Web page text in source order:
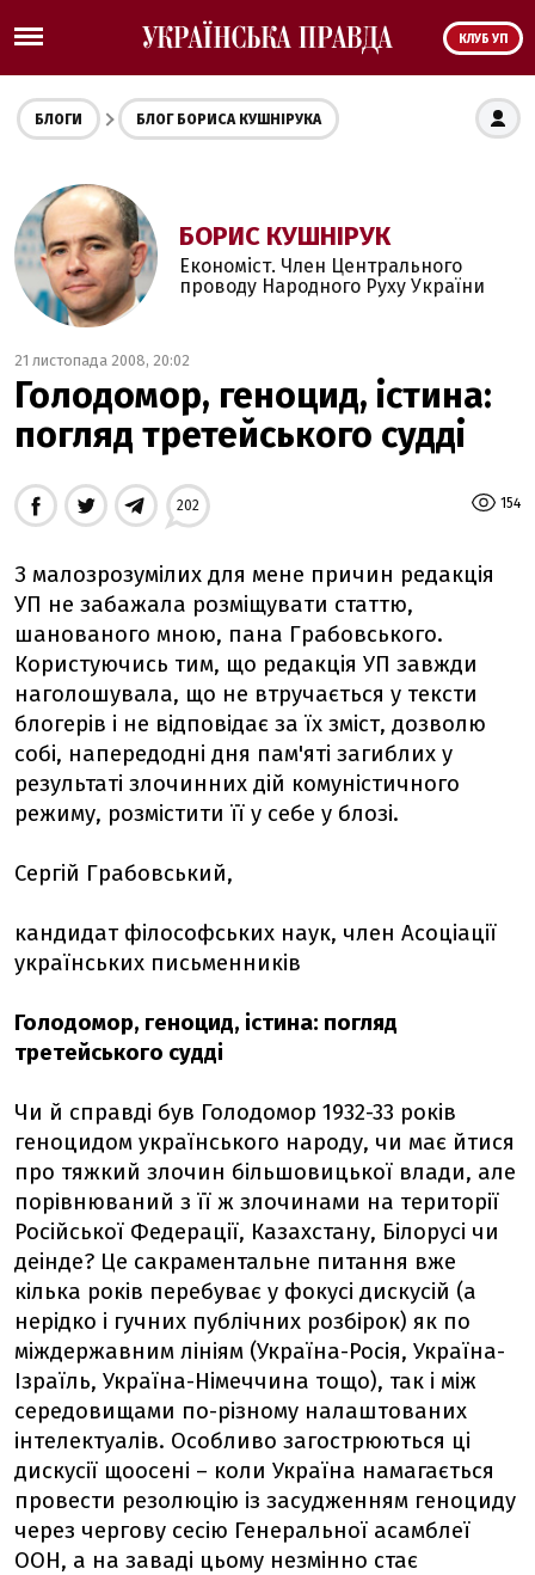
КЛУБ УП
БЛОГИ БЛОГ БОРИСА КУШНІРУКА
БОРИС КУШНІРУК
Економіст. Член Центрального
проводу Народного Руху України
21 листопада 2008, 20:02
Голодомор, геноцид, істина:
погляд третейського судді
154
202
З малозрозумілих для мене причин редакція
УП не забажала розміщувати статтю,
шанованого мною, пана Грабовського.
Користуючись тим, що редакція УП завжди
наголошувала, що не втручається у тексти
блогерів і не відповідає за їх зміст, дозволю
собі, напередодні дня пам'яті загиблих у
результаті злочинних дій комуністичного
режиму, розмістити її у себе у блозі.
Сергій Грабовський,
кандидат філософських наук, член Асоціації
українських письменників
Голодомор, геноцид, істина: погляд
третейського судді
Чи й справді був Голодомор 1932-33 років
геноцидом українського народу, чи має йтися
про тяжкий злочин більшовицької влади, але
порівнюваний з її ж злочинами на території
Російської Федерації, Казахстану, Білорусі чи
деінде? Це сакраментальне питання вже
кілька років перебуває у фокусі дискусій (а
нерідко і гучних публічних розбірок) як по
міждержавним лініям (Україна-Росія, Україна-
Ізраїль, Україна-Німеччина тощо), так і між
середовищами по-різному налаштованих
інтелектуалів. Особливо загострюються ці
дискусії щоосені – коли Україна намагається
провести резолюцію із засудженням геноциду
через чергову сесію Генеральної асамблеї
ООН, а на заваді цьому незмінно стає